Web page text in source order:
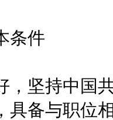
件
坚持中国共
具备与职位